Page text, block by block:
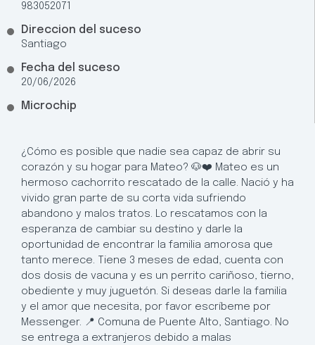
983052071
Direccion del suceso
Santiago
Fecha del suceso
20/06/2026
Microchip
¿Cómo es posible que nadie sea capaz de abrir su
corazón y su hogar para Mateo? 🐶❤️ Mateo es un
hermoso cachorrito rescatado de la calle. Nació y ha
vivido gran parte de su corta vida sufriendo
abandono y malos tratos. Lo rescatamos con la
esperanza de cambiar su destino y darle la
oportunidad de encontrar la familia amorosa que
tanto merece. Tiene 3 meses de edad, cuenta con
dos dosis de vacuna y es un perrito cariñoso, tierno,
obediente y muy juguetón. Si deseas darle la familia
y el amor que necesita, por favor escríbeme por
Messenger. 📍 Comuna de Puente Alto, Santiago. No
se entrega a extranjeros debido a malas